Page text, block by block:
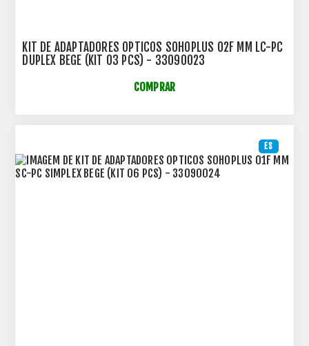
KIT DE ADAPTADORES OPTICOS SOHOPLUS 02F MM LC-PC
DUPLEX BEGE (KIT 03 PCS) - 33090023
COMPRAR
ES